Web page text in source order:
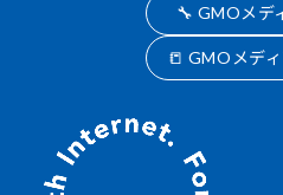
🔧 GMOメデ
📒 GMOメデ